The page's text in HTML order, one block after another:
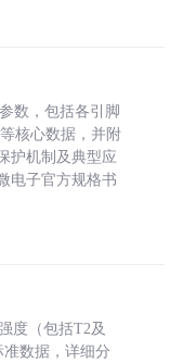
数，包括各引脚
核心数据，并附
护机制及典型应
电子官方规格书
度（包括T2及
准数据，详细分